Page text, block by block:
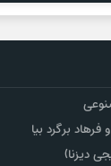
برگرد بیا
دیزنا)